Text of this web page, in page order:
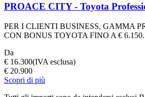
PROACE CITY - Toyota
PER I CLIENTI BUSINESS, GAMMA
CON BONUS TOYOTA FINO A € 6.150.
Da
€ 16.300(IVA esclusa)
€ 20.900
Scopri di più